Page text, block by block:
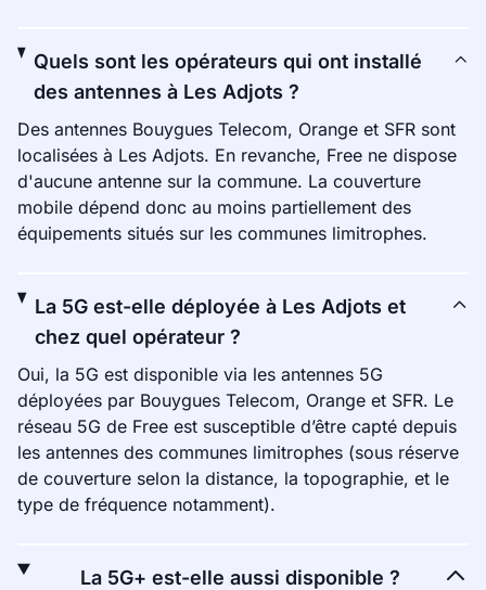
Quels sont les opérateurs qui ont installé
des antennes à Les Adjots ?
Des antennes Bouygues Telecom, Orange et SFR sont
localisées à Les Adjots. En revanche, Free ne dispose
d'aucune antenne sur la commune. La couverture
mobile dépend donc au moins partiellement des
équipements situés sur les communes limitrophes.
La 5G est-elle déployée à Les Adjots et
chez quel opérateur ?
Oui, la 5G est disponible via les antennes 5G
déployées par Bouygues Telecom, Orange et SFR. Le
réseau 5G de Free est susceptible d’être capté depuis
les antennes des communes limitrophes (sous réserve
de couverture selon la distance, la topographie, et le
type de fréquence notamment).
La 5G+ est-elle aussi disponible ?